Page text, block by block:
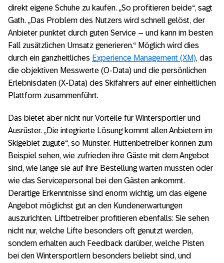
direkt eigene Schuhe zu kaufen. „So profitieren beide“, sagt
Gath. „Das Problem des Nutzers wird schnell gelöst, der
Anbieter punktet durch guten Service – und kann im besten
Fall zusätzlichen Umsatz generieren.“ Möglich wird dies
durch ein ganzheitliches Experience Management (XM), das
die objektiven Messwerte (O-Data) und die persönlichen
Erlebnisdaten (X-Data) des Skifahrers auf einer einheitlichen
Plattform zusammenführt.
Das bietet aber nicht nur Vorteile für Wintersportler und
Ausrüster. „Die integrierte Lösung kommt allen Anbietern im
Skigebiet zugute“, so Münster. Hüttenbetreiber können zum
Beispiel sehen, wie zufrieden ihre Gäste mit dem Angebot
sind, wie lange sie auf ihre Bestellung warten mussten oder
wie das Servicepersonal bei den Gästen ankommt.
Derartige Erkenntnisse sind enorm wichtig, um das eigene
Angebot möglichst gut an den Kundenerwartungen
auszurichten. Liftbetreiber profitieren ebenfalls: Sie sehen
nicht nur, welche Lifte besonders oft genutzt werden,
sondern erhalten auch Feedback darüber, welche Pisten
bei den Wintersportlern besonders beliebt sind, und